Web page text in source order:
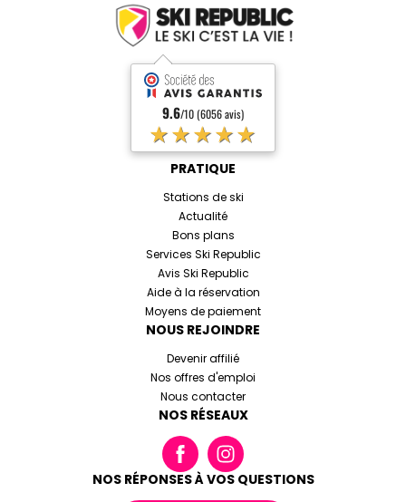
9.6/10 (6056 avis)
★★★★★
PRATIQUE
Stations de ski
Actualité
Bons plans
Services Ski Republic
Avis Ski Republic
Aide à la réservation
Moyens de paiement
NOUS REJOINDRE
Devenir affilié
Nos offres d'emploi
Nous contacter
NOS RÉSEAUX
NOS RÉPONSES À VOS QUESTIONS